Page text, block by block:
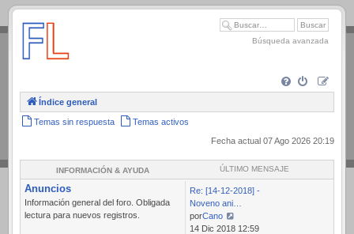
.
Búsqueda avanzada
Índice general
Temas sin respuesta
Temas activos
Fecha actual 07 Ago 2026 20:19
INFORMACIÓN & AYUDA ÚLTIMO MENSAJE
Anuncios
Información general del foro. Obligada
lectura para nuevos registros.
Re: [14-12-2018] -
Noveno ani…
porCano
Ver
14 Dic 2018 12:59